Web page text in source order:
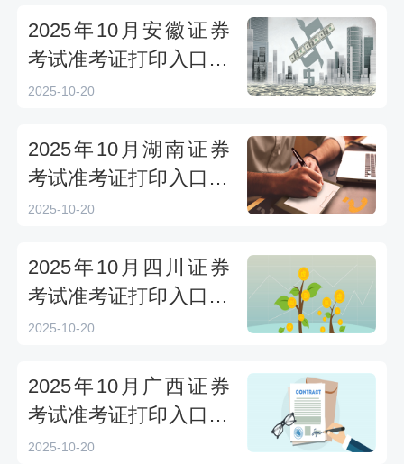
2025年10月安徽证券
考试准考证打印入口10
月20日15时开通
2025-10-20
2025年10月湖南证券
考试准考证打印入口10
月20日15时开通
2025-10-20
2025年10月四川证券
考试准考证打印入口10
月20日15时开通
2025-10-20
2025年10月广西证券
考试准考证打印入口10
月20日15时开通
2025-10-20